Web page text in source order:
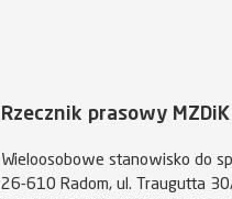
Rzecznik prasowy
Wieloosobowe stanowisko do
26-610 Radom, ul. Traugutta